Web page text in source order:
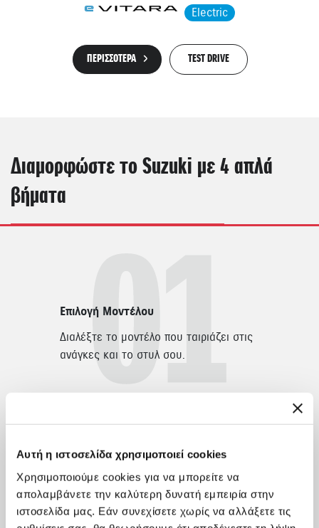
Αυτή η ιστοσελίδα χρησιμοποιεί cookies
Χρησιμοποιούμε cookies για να μπορείτε να
απολαμβάνετε την καλύτερη δυνατή εμπειρία στην
ιστοσελίδα μας. Εάν συνεχίσετε χωρίς να αλλάξετε τις
Electric
ΠΕΡΙΣΣΟΤΕΡΑ TEST DRIVE
Διαμορφώστε το Suzuki με 4 απλά
βήματα
Επιλογή Μοντέλου
Διαλέξτε το μοντέλο που ταιριάζει στις
ανάγκες και το στυλ σου.
Επιλογή Έκδοσης
Ανακάλυψε τις διαθεσιμες εκδόσεις και
τον εξοπλισμό τους.